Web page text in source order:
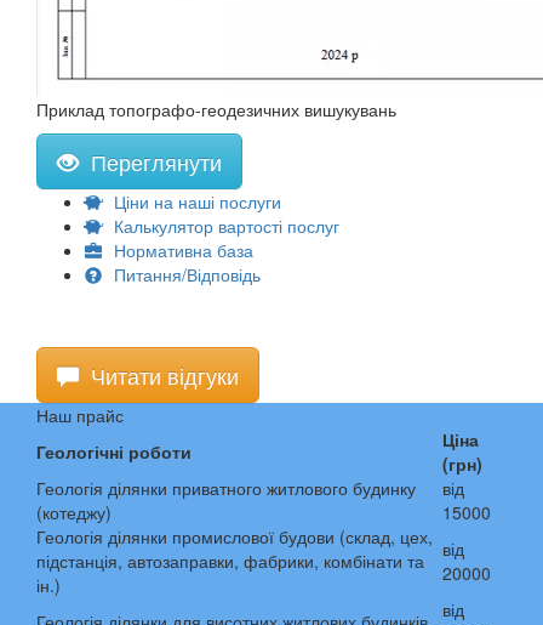
Приклад топографо-геодезичних вишукувань
Переглянути
Ціни на наші послуги
Калькулятор вартості послуг
Нормативна база
Питання/Відповідь
Читати відгуки
Наш прайс
Геологічні роботи
Ціна
(грн)
Геологія ділянки приватного житлового будинку
(котеджу)
від
15000
Геологія ділянки промислової будови (склад, цех,
підстанція, автозаправки, фабрики, комбінати та
ін.)
від
20000
від